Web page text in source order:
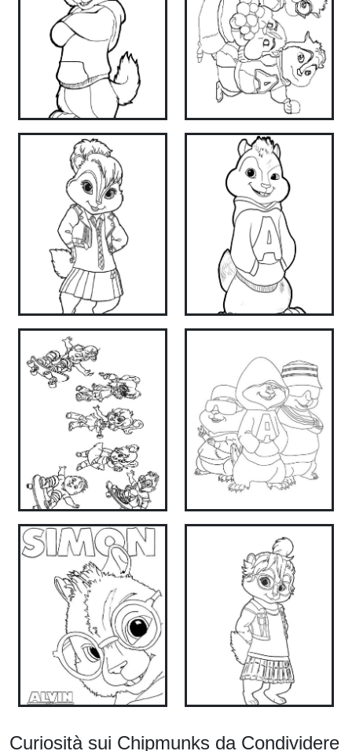
Curiosità sui Chipmunks da Condividere